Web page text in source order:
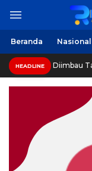
Beranda Nasional
HEADLINE
Diimbau Tak Bakar